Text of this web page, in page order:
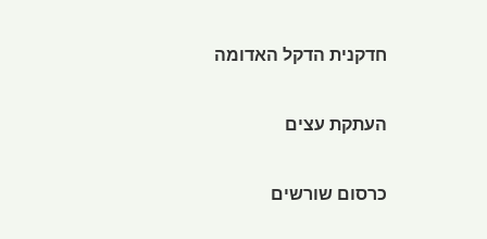
חדקנית הדקל האדומה
העתקת עצים
כרסום שורשים